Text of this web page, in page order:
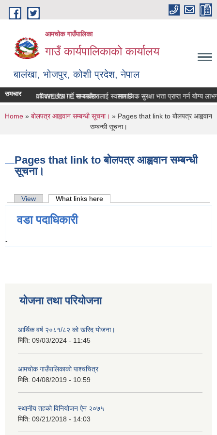
Skip to main content
आमचोक गाउँपालिका
गाउँ कार्यपालिकाको कार्यालय
बालंखा, भोजपुर, कोशी प्रदेश, नेपाल
गउँपालिकाको WEBSITE मा यहाँहरुलाई स्वागत छ ।
समचारसम्पत्ति विवरण पेश गर्ने सम्बन्धमा। सामाजिक सुरक्षा भत्ता प्राप्‍त गर्न योग्य
You are here
Home » बोलपत्र आह्ववान सम्बन्धी सूचना। » Pages that link to बोलपत्र आह्ववान
सम्बन्धी सूचना।
Pages that link to बोलपत्र आह्ववान सम्बन्धी
सूचना।
Primary tabs
View What links here
वडा पदाधिकारी
-
योजना तथा परियोजना
आर्थिक वर्ष २०८१/८२ को खरिद योजना।
मिति: 09/03/2024 - 11:45
आमचोक गाउँपालिकाको पाश्चचित्र
मिति: 04/08/2019 - 10:59
स्थानीय तहको विनियोजन ऐन २०७५
मिति: 09/21/2018 - 14:03